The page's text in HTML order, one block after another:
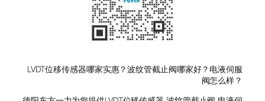
LVDT位移传感器哪家实惠？波纹管截止阀哪家好？电液伺服
阀怎么样？